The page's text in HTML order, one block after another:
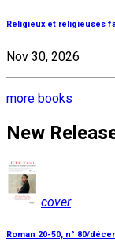
Religieux et religieuses
Nov 30, 2026
more books
New
cover
Roman 20-50, n° 80/